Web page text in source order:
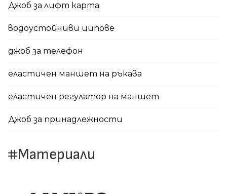
Джоб за лифт карта
водоустойчиви ципове
джоб за телефон
еластичен маншет на ръкава
еластичен регулатор на маншет
Джоб за принадлежности
Материали